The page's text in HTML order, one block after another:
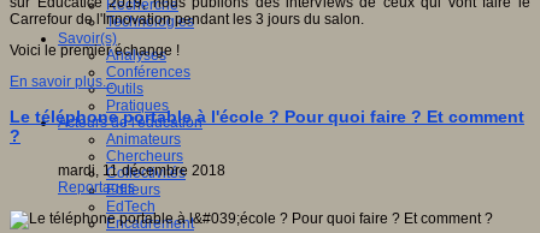
Recherche
Technologies
Savoir(s)
Analyses
Conférences
Outils
Pratiques
Acteurs de l'éducation
Animateurs
Chercheurs
Collectivités
Editeurs
EdTech
Encadrement
Carrefour de l'Innovation pendant les 3 jours du salon.
Voici le premier échange !
En savoir plus...
Le téléphone portable à l'école ? Pour quoi faire ? Et comment
?
mardi, 11 décembre 2018
Reportages